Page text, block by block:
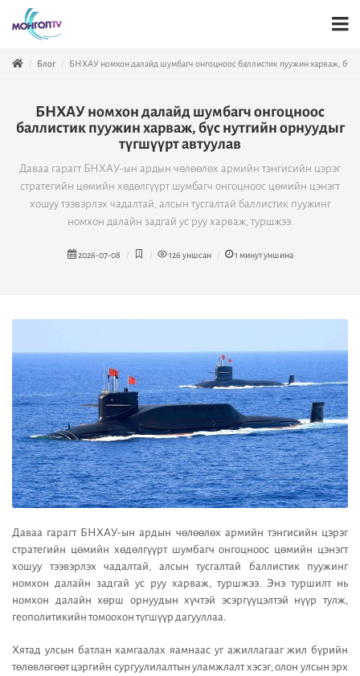
Блог БНХАУ номхон далайд шумбагч онгоцноос баллистик пуужин харваж, бүс
БНХАУ номхон далайд шумбагч онгоцноос
баллистик пуужин харваж, бүс нутгийн орнуудыг
түгшүүрт автуулав
Даваа гарагт БНХАУ-ын ардын чөлөөлөх армийн тэнгисийн цэрэг
стратегийн цөмийн хөдөлгүүрт шумбагч онгоцноос цөмийн цэнэгт
хошуу тээвэрлэх чадалтай, алсын тусгалтай баллистик пуужинг
номхон далайн задгай ус руу харваж, туршжээ.
2026-07-08 126 уншсан 1 минут уншина
Даваа гарагт БНХАУ-ын ардын чөлөөлөх армийн тэнгисийн цэрэг
стратегийн цөмийн хөдөлгүүрт шумбагч онгоцноос цөмийн цэнэгт
хошуу тээвэрлэх чадалтай, алсын тусгалтай баллистик пуужинг
номхон далайн задгай ус руу харваж, туршжээ. Энэ туршилт нь
номхон далайн хөрш орнуудын хүчтэй эсэргүүцэлтэй нүүр тулж,
геополитикийн томоохон түгшүүр дагууллаа.
Хятад улсын батлан хамгаалах яамнаас уг ажиллагааг жил бүрийн
төлөвлөгөөт цэргийн сургуулилалтын уламжлалт хэсэг, олон улсын эрх